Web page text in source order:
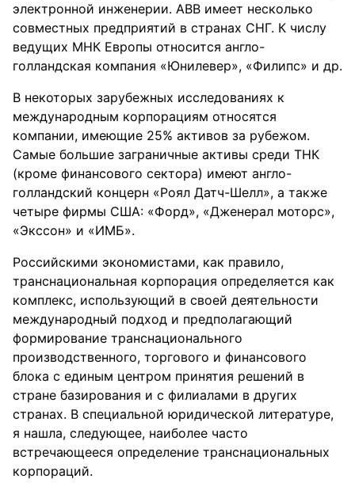
электронной инженерии. ABB имеет несколько
совместных предприятий в странах СНГ. К числу
ведущих МНК Европы относится англо-
голландская компания «Юнилевер», «Филипс» и др.
В некоторых зарубежных исследованиях к
международным корпорациям относятся
компании, имеющие 25% активов за рубежом.
Самые большие заграничные активы среди ТНК
(кроме финансового сектора) имеют англо-
голландский концерн «Роял Датч-Шелл», а также
четыре фирмы США: «Форд», «Дженерал моторс»,
«Экссон» и «ИМБ».
Российскими экономистами, как правило,
транснациональная корпорация определяется как
комплекс, использующий в своей деятельности
международный подход и предполагающий
формирование транснационального
производственного, торгового и финансового
блока с единым центром принятия решений в
стране базирования и с филиалами в других
странах. В специальной юридической литературе,
я нашла, следующее, наиболее часто
встречающееся определение транснациональных
корпораций.